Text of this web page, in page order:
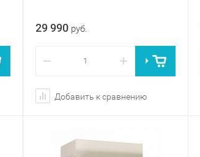
29 990 руб.
− +
Добавить к сравнению